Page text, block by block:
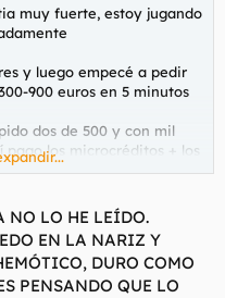
muy fuerte, estoy jugando
y luego empecé a pedir
900 euros en 5 minutos
dos de 500 y con mil
los microcréditos + los
lo que perdí
y luego seguía
otro crédito y así estuve
100 microcréditos
NO LO HE LEÍDO.
EN LA NARIZ Y
DURO COMO
PENSANDO QUE LO